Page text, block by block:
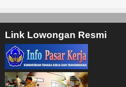
Link Lowongan Resmi